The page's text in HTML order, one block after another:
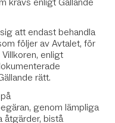
krävs enligt Gällande
att endast behandla
följer av Avtalet, för
enligt
rätt.
genom lämpliga
åtgärder, bistå